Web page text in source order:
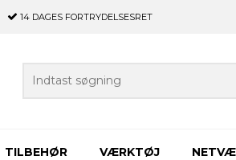
14 DAGES FORTRYDELSESRET
TILBEHØR VÆRKTØJ